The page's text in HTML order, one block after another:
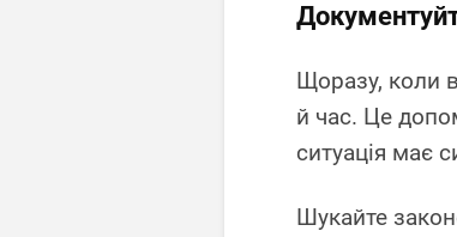
Щоразу, коли
й час. Це
ситуація має
Шукайте